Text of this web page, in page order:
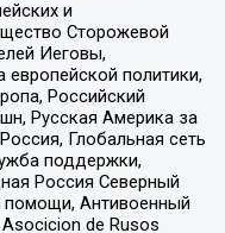
и
Сторожевой
Иеговы,
политики,
Российский
Русская Америка за
Глобальная сеть
поддержки,
Россия Северный
помощи, Антивоенный
de Rusos